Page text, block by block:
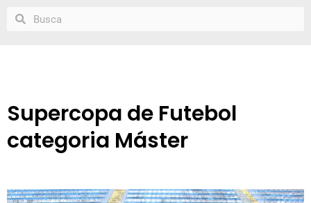
Supercopa de Futebol
categoria Máster